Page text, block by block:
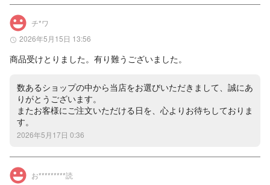
チ*ワ
2026年5月15日 13:56
商品受けとりました。有り難うございました。
数あるショップの中から当店をお選びいただきまして、誠にあ
りがとうございます。
またお客様にご注文いただける日を、心よりお待ちしておりま
す。
2026年5月17日 0:36
お*********読